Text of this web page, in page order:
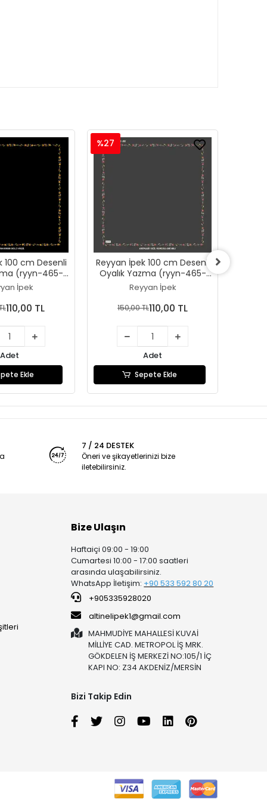
100 cm Desenli
(ryyn-465-
24) İpek
110,00 TL
Adet
Ekle
Reyyan İpek 100 cm Desenli
Oyalık Yazma (ryyn-465-
23)
Reyyan İpek
%27
150,00 TL110,00 TL
Adet
Sepete Ekle
7 / 24 DESTEK
Öneri ve şikayetlerinizi bize
iletebilirsiniz.
Bize Ulaşın
Haftaiçi 09:00 - 19:00
Cumartesi 10:00 - 17:00 saatleri
arasında ulaşabilirsiniz.
WhatsApp İletişim: +90 533 592 80 20
+905335928020
altinelipek1@gmail.com
MAHMUDİYE MAHALLESİ KUVAİ
MİLLİYE CAD. METROPOL İŞ MRK.
GÖKDELEN İŞ MERKEZİ NO:105/1 İÇ
KAPI NO: Z34 AKDENİZ/MERSİN
Bizi Takip Edin